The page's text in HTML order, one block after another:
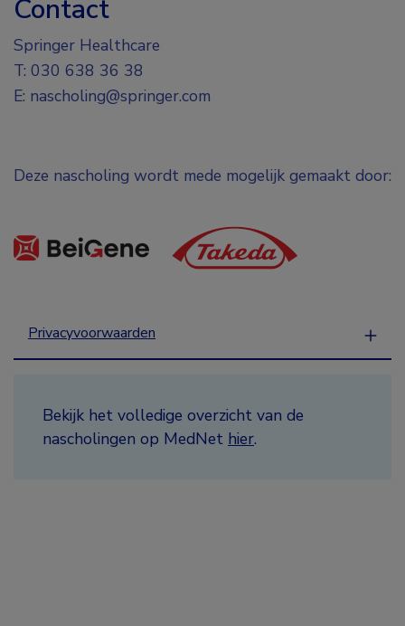
Contact
Springer Healthcare
T: 030 638 36 38
E: nascholing@springer.com
Deze nascholing wordt mede mogelijk gemaakt door:
Privacyvoorwaarden
Bekijk het volledige overzicht van de
nascholingen op MedNet hier.